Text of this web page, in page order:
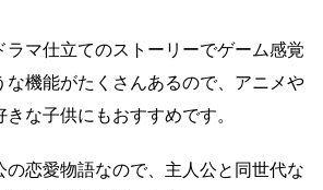
ラマ仕立てのストーリーでゲーム感覚
な機能がたくさんあるので、アニメや
な子供にもおすすめです。
の恋愛物語なので、主人公と同世代な